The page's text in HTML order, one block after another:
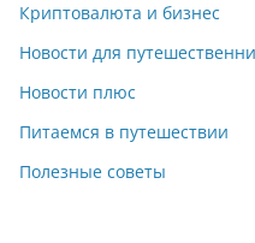
Криптовалюта и бизнес
Новости для
Новости плюс
Питаемся в путешествии
Полезные советы